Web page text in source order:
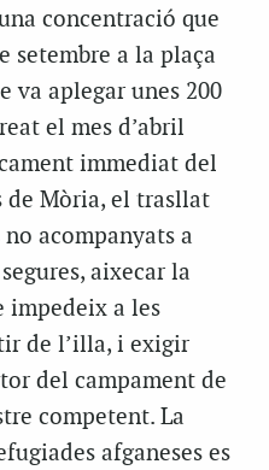
concentració que
setembre a la plaça
va aplegar unes 200
el mes d’abril
immediat del
de Mòria, el trasllat
acompanyats a
aixecar la
impedeix a les
de l’illa, i exigir
del campament de
competent. La
afganeses es